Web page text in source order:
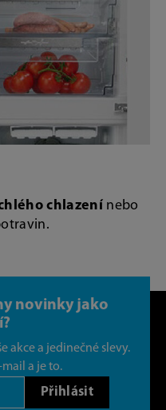
chlazenínebo
novinky jako
akce a jedinečné slevy.
mail a je to.
Přihlásit